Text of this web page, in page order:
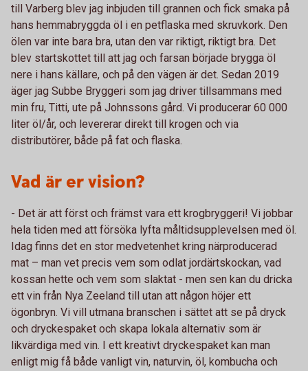
till Varberg blev jag inbjuden till grannen och fick smaka på
hans hemmabryggda öl i en petflaska med skruvkork. Den
ölen var inte bara bra, utan den var riktigt, riktigt bra. Det
blev startskottet till att jag och farsan började brygga öl
nere i hans källare, och på den vägen är det. Sedan 2019
äger jag Subbe Bryggeri som jag driver tillsammans med
min fru, Titti, ute på Johnssons gård. Vi producerar 60 000
liter öl/år, och levererar direkt till krogen och via
distributörer, både på fat och flaska.
Vad är er vision?
- Det är att först och främst vara ett krogbryggeri! Vi jobbar
hela tiden med att försöka lyfta måltidsupplevelsen med öl.
Idag finns det en stor medvetenhet kring närproducerad
mat – man vet precis vem som odlat jordärtskockan, vad
kossan hette och vem som slaktat - men sen kan du dricka
ett vin från Nya Zeeland till utan att någon höjer ett
ögonbryn. Vi vill utmana branschen i sättet att se på dryck
och dryckespaket och skapa lokala alternativ som är
likvärdiga med vin. I ett kreativt dryckespaket kan man
enligt mig få både vanligt vin, naturvin, öl, kombucha och